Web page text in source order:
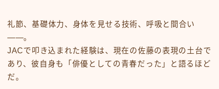
礼節、基礎体力、身体を見せる技術、呼吸と間合い
――。
JACで叩き込まれた経験は、現在の佐藤の表現の土台で
あり、彼自身も「俳優としての青春だった」と語るほど
だ。